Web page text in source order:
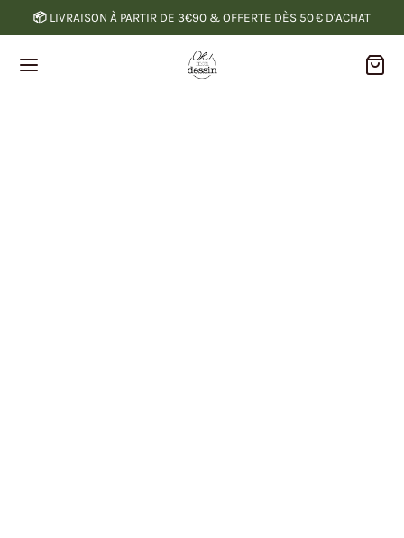
📦 LIVRAISON À PARTIR DE 3€90 & OFFERTE DÈS 50 € D'ACHAT